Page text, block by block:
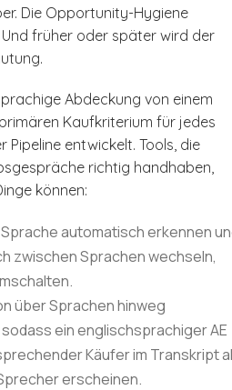
Die Opportunity-Hygiene
früher oder später wird der
Abdeckung von einem
Kaufkriterium für jedes
Pipeline entwickelt. Tools, die
richtig handhaben,
können:
automatisch erkennen
zwischen Sprachen wechseln,
über Sprachen hinweg
ein englischsprachiger AE
Käufer im Transkript
erscheinen.